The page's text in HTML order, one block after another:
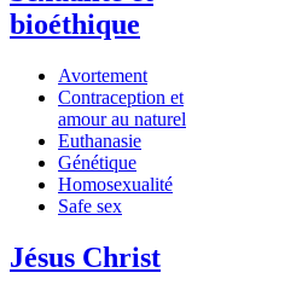
bioéthique
Avortement
Contraception et
amour au naturel
Euthanasie
Génétique
Homosexualité
Safe sex
Jésus Christ